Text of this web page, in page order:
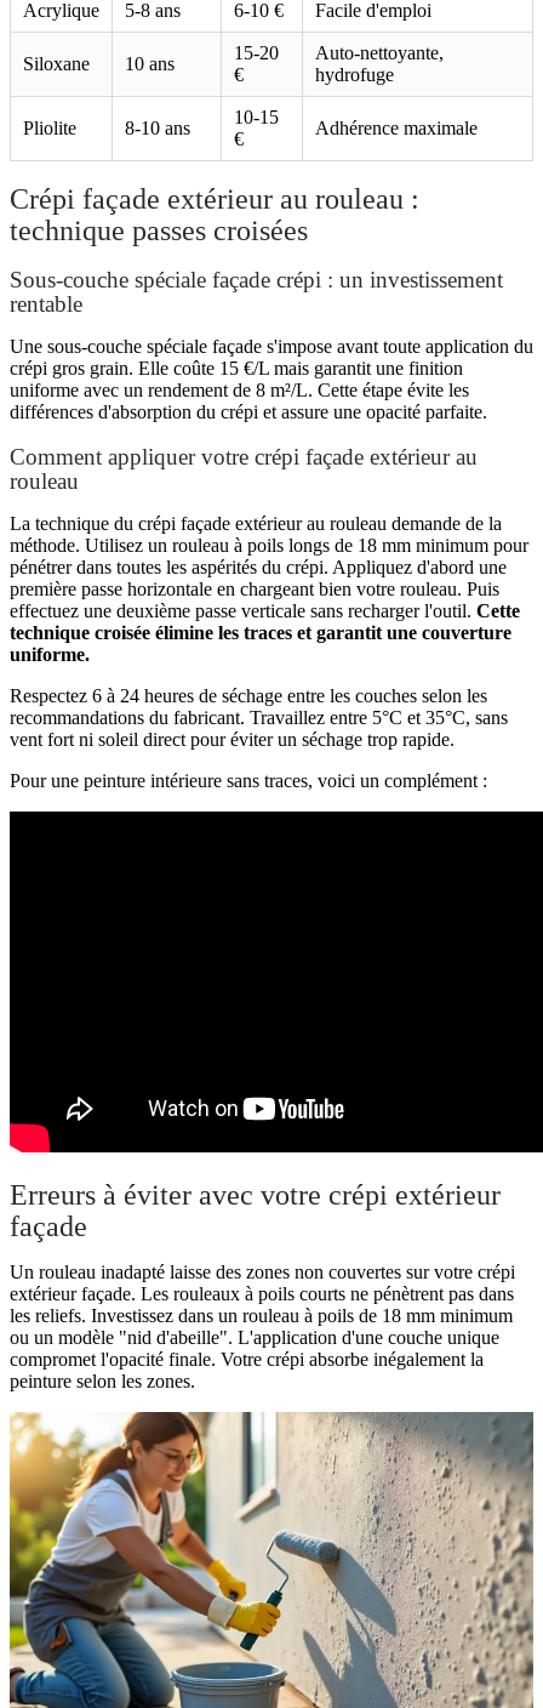
Acrylique 5-8 ans 6-10 € Facile d'emploi
Siloxane 10 ans
15-20
€
Auto-nettoyante,
hydrofuge
Pliolite 8-10 ans
10-15
€
Adhérence maximale
Crépi façade extérieur au rouleau :
technique passes croisées
Sous-couche spéciale façade crépi : un investissement
rentable
Une sous-couche spéciale façade s'impose avant toute application du
crépi gros grain. Elle coûte 15 €/L mais garantit une finition
uniforme avec un rendement de 8 m²/L. Cette étape évite les
différences d'absorption du crépi et assure une opacité parfaite.
Comment appliquer votre crépi façade extérieur au
rouleau
La technique du crépi façade extérieur au rouleau demande de la
méthode. Utilisez un rouleau à poils longs de 18 mm minimum pour
pénétrer dans toutes les aspérités du crépi. Appliquez d'abord une
première passe horizontale en chargeant bien votre rouleau. Puis
effectuez une deuxième passe verticale sans recharger l'outil. Cette
technique croisée élimine les traces et garantit une couverture
uniforme.
Respectez 6 à 24 heures de séchage entre les couches selon les
recommandations du fabricant. Travaillez entre 5°C et 35°C, sans
vent fort ni soleil direct pour éviter un séchage trop rapide.
Pour une peinture intérieure sans traces, voici un complément :
Erreurs à éviter avec votre crépi extérieur
façade
Un rouleau inadapté laisse des zones non couvertes sur votre crépi
extérieur façade. Les rouleaux à poils courts ne pénètrent pas dans
les reliefs. Investissez dans un rouleau à poils de 18 mm minimum
ou un modèle "nid d'abeille". L'application d'une couche unique
compromet l'opacité finale. Votre crépi absorbe inégalement la
peinture selon les zones.